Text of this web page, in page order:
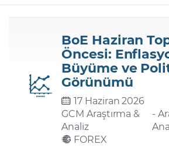
Şifreniz
Şifremi Unuttum
BoE Haziran
Öncesi:
Büyüme ve
Görünümü
17 Haziran 2026
GCM Araştırma &
Analiz
-
FOREX